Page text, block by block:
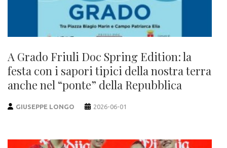
A Grado Friuli Doc Spring Edition: la
festa con i sapori tipici della nostra terra
anche nel “ponte” della Repubblica
GIUSEPPE LONGO 2026-06-01